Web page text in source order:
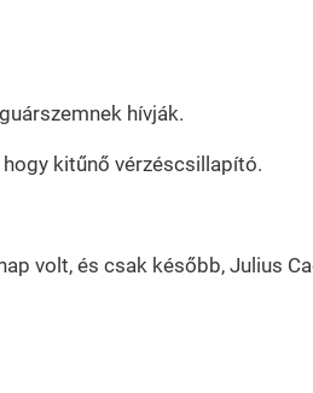
hívják.
kitűnő vérzéscsillapító.
volt, és csak később, Julius